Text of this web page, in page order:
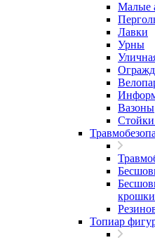
Малые
Лавки
Урны
Вазоны
крошки
Топиар